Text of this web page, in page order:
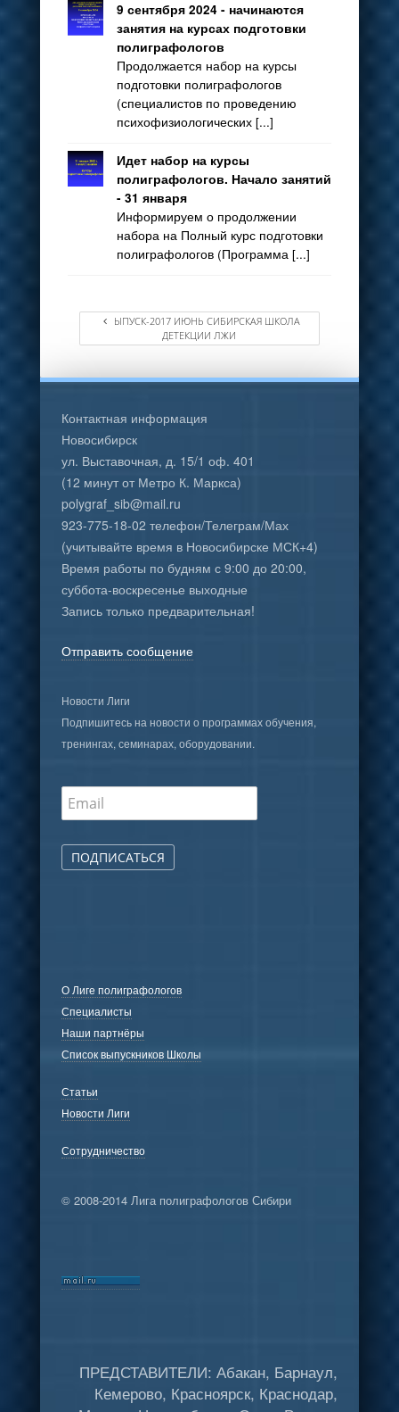
9 сентября 2024 - начинаются
занятия на курсах подготовки
полиграфологов
Продолжается набор на курсы
подготовки полиграфологов
(специалистов по проведению
психофизиологических [...]
Идет набор на курсы
полиграфологов. Начало занятий
- 31 января
Информируем о продолжении
набора на Полный курс подготовки
полиграфологов (Программа [...]
ЫПУСК-2017 ИЮНЬ СИБИРСКАЯ ШКОЛА
ДЕТЕКЦИИ ЛЖИ
Контактная информация
Новосибирск
ул. Выставочная, д. 15/1 оф. 401
(12 минут от Метро К. Маркса)
polygraf_sib@mail.ru
923-775-18-02 телефон/Телеграм/Мах
(учитывайте время в Новосибирске МСК+4)
Время работы по будням с 9:00 до 20:00,
суббота-воскресенье выходные
Запись только предварительная!
Отправить сообщение
Новости Лиги
Подпишитесь на новости о программах обучения,
тренингах, семинарах, оборудовании.
ПОДПИСАТЬСЯ
О Лиге полиграфологов
Специалисты
Наши партнёры
Список выпускников Школы
Статьи
Новости Лиги
Сотрудничество
© 2008-2014 Лига полиграфологов Сибири
ПРЕДСТАВИТЕЛИ: Абакан, Барнаул,
Кемерово, Красноярск, Краснодар,